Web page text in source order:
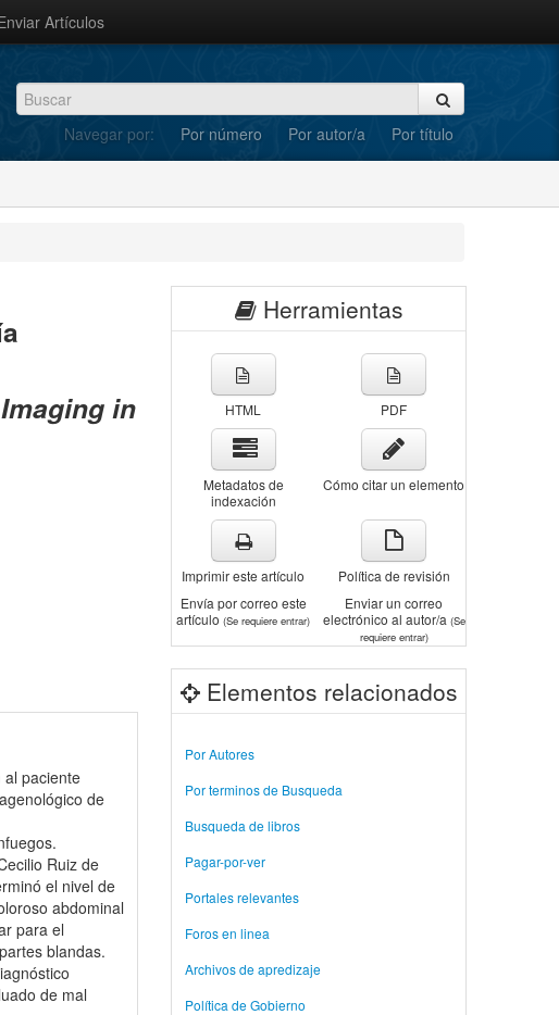
Artículos
Navegar por: Por número Por autor/a Por título
Herramientas
HTML PDF
Metadatos de
indexación
Cómo citar un elemento
Imprimir este artículo
Política de revisión
Envía por correo este
artículo(Se requiere entrar)
Enviar un correo
electrónico al autor/a (Se
requiere entrar)
Elementos relacionados
Por Autores
Por terminos de Busqueda
Busqueda de libros
Pagar-por-ver
Portales relevantes
Foros en linea
Archivos de apredizaje
Política de Gobierno
in
paciente
de
Ruiz de
el nivel de
abdominal
para el
blandas.
de mal